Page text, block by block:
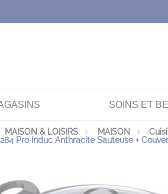
SOINS ET
MAISON & LOISIRS MAISON
Pro Induc Anthracite Sauteuse +